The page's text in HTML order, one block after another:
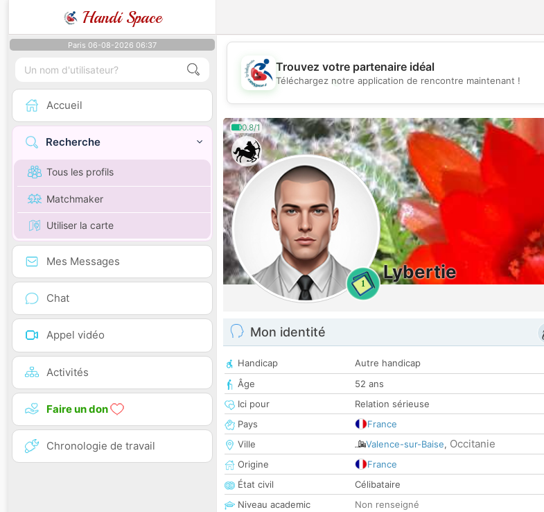
Handi Space
Paris 06-08-2026 06:37
Accueil
Recherche
Tous les profils
Matchmaker
Utiliser la carte
Mes Messages
Chat
Appel vidéo
Activités
Faire un don
Chronologie de travail
💖
💕
Trouvez votre partenaire idéal
Téléchargez notre application de rencontre maintenant !
0.8/1
1
Lybertie
Mon identité
Handicap
Autre handicap
Âge
52 ans
Ici pour
Relation sérieuse
Pays
France
Ville
Valence-sur-Baise, Occitanie
Origine
France
État civil
Célibataire
Niveau academic
Non renseigné